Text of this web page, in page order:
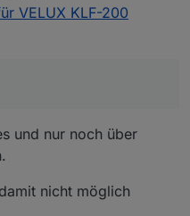
ich meine o.g. Frage
dann "Plan B", ein Anruf
bestätigte, dass man
an der KLF 200
Adapter für VELUX KLF-200
mit den
Liste aufgenommen.
auch.
VELUX KLF-200
und nur noch über
nicht möglich